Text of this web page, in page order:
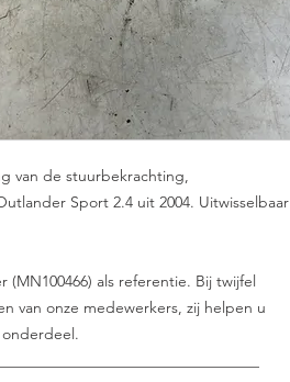
van de stuurbekrachting,
Sport 2.4 uit 2004. Uitwisselbaar
als referentie. Bij twijfel
van onze medewerkers, zij helpen u